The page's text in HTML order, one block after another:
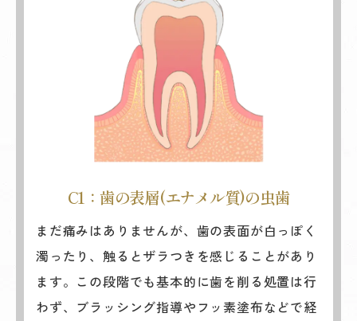
C1：歯の表層(エナメル質)の虫歯
まだ痛みはありませんが、歯の表面が白っぽく
濁ったり、触るとザラつきを感じることがあり
ます。この段階でも基本的に歯を削る処置は行
わず、ブラッシング指導やフッ素塗布などで経